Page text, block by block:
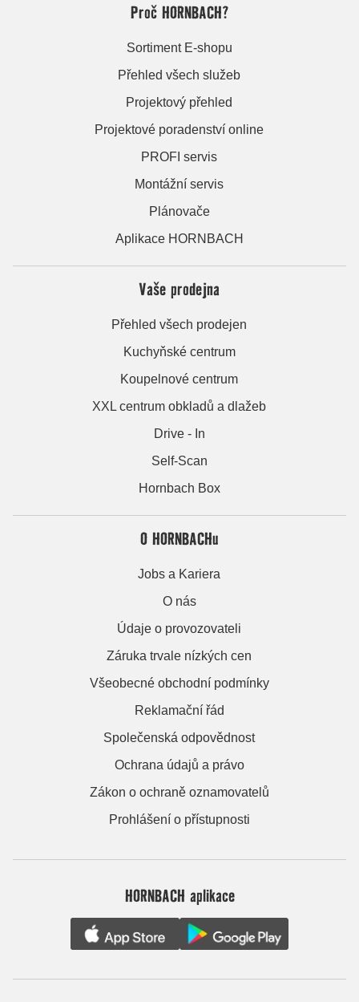
Proč HORNBACH?
Sortiment E-shopu
Přehled všech služeb
Projektový přehled
Projektové poradenství online
PROFI servis
Montážní servis
Plánovače
Aplikace HORNBACH
Vaše prodejna
Přehled všech prodejen
Kuchyňské centrum
Koupelnové centrum
XXL centrum obkladů a dlažeb
Drive - In
Self-Scan
Hornbach Box
O HORNBACHu
Jobs a Kariera
O nás
Údaje o provozovateli
Záruka trvale nízkých cen
Všeobecné obchodní podmínky
Reklamační řád
Společenská odpovědnost
Ochrana údajů a právo
Zákon o ochraně oznamovatelů
Prohlášení o přístupnosti
HORNBACH aplikace